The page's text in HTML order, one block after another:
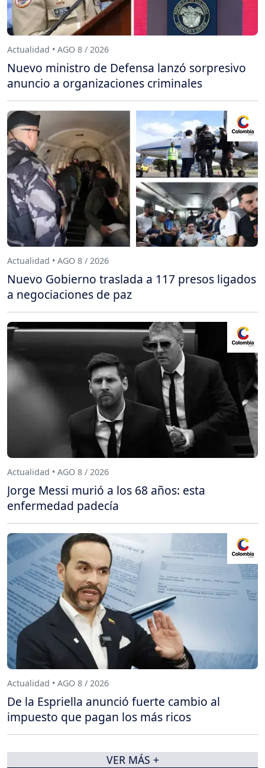
Actualidad • AGO 8 / 2026
Nuevo ministro de Defensa lanzó sorpresivo
anuncio a organizaciones criminales
Actualidad • AGO 8 / 2026
Nuevo Gobierno traslada a 117 presos ligados
a negociaciones de paz
Actualidad • AGO 8 / 2026
Jorge Messi murió a los 68 años: esta
enfermedad padecía
Actualidad • AGO 8 / 2026
De la Espriella anunció fuerte cambio al
impuesto que pagan los más ricos
VER MÁS +